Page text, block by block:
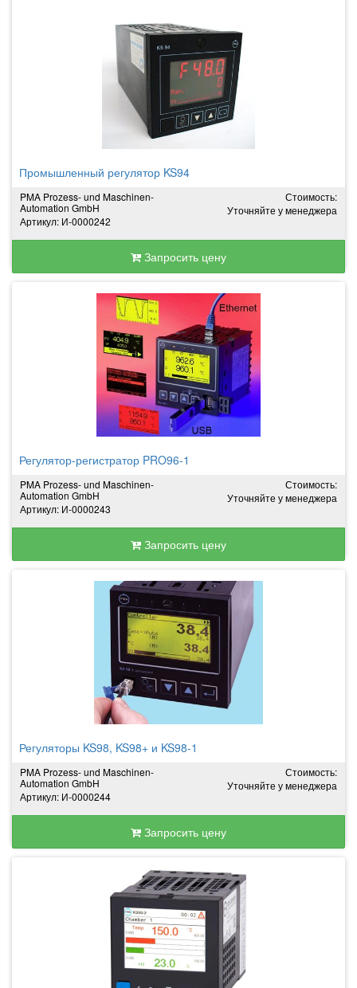
Промышленный регулятор KS94
PMA Prozess- und Maschinen-
Automation GmbH
Артикул: И-0000242
Стоимость:
Уточняйте у менеджера
Запросить цену
Регулятор-регистратор PRO96-1
PMA Prozess- und Maschinen-
Automation GmbH
Артикул: И-0000243
Стоимость:
Уточняйте у менеджера
Запросить цену
Регуляторы KS98, KS98+ и KS98-1
PMA Prozess- und Maschinen-
Automation GmbH
Артикул: И-0000244
Стоимость:
Уточняйте у менеджера
Запросить цену